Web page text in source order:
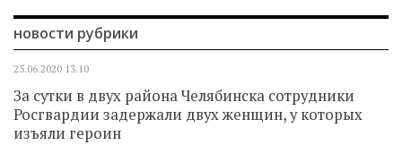
новости рубрики
25.06.2020 13.10
За сутки в двух района Челябинска сотрудники
Росгвардии задержали двух женщин, у которых
изъяли героин